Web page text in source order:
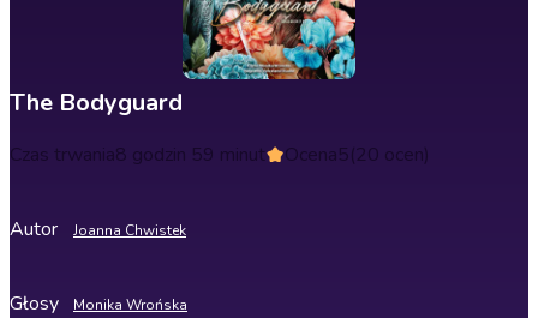
The Bodyguard
Czas trwania8 godzin 59 minut Ocena5(20 ocen)
Autor Joanna Chwistek
Głosy Monika Wrońska